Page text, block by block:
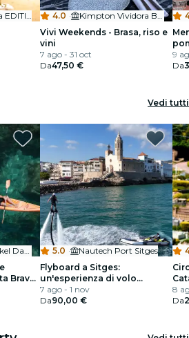
The Barcelona EDITION
4.0 ·
Kimpton Vividora Barcelona
Vivi Weekends - Brasa, riso e
vini
7 ago - 31 oct
Da47,50 €
9
Da
Vedi tutti
Kayak & Snorkel Day Tour in La Costa Brava - Meeting Point
Brava
5.0 ·
Nautech Port Sitges
Flyboard a Sitges:
un'esperienza di volo
acquatico definitiva
7 ago - 1 nov
Da90,00 €
8
Da